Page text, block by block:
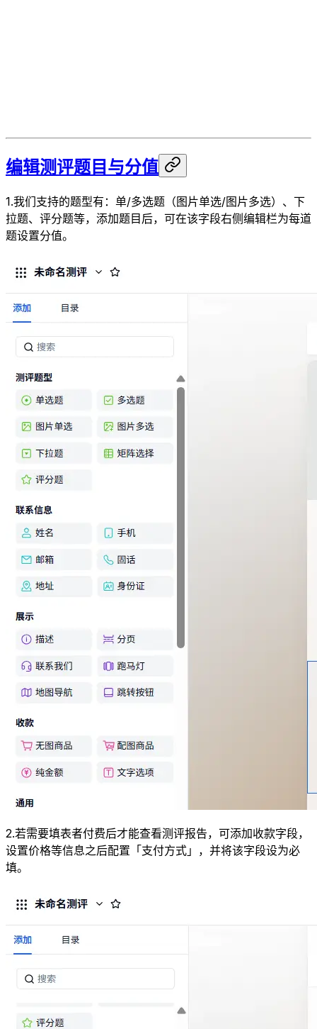
编辑测评题目与分值
1.我们支持的题型有：单/多选题（图片单选/图片多选）、下
拉题、评分题等，添加题目后，可在该字段右侧编辑栏为每道
题设置分值。
2.若需要填表者付费后才能查看测评报告，可添加收款字段，
设置价格等信息之后配置「支付方式」，并将该字段设为必
填。